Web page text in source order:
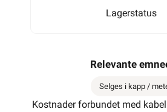
Lagerstatus
Relevante
Selges i kapp /
Kostnader forbundet med